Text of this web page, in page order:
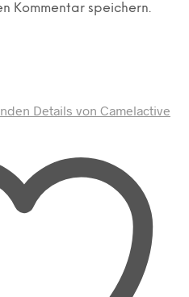
Kommentar speichern.